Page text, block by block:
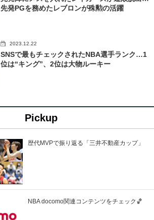
先発PGを務めたレブロンが殊勲の活躍
2023.12.22
SNSで最もチェックされたNBA選手ランク…1
位は“キング”、2位は大物ルーキー
Pickup
歴代MVPで振り返る「三井不動産カップ」
NBA docomo関連コンテンツをチェック🏀